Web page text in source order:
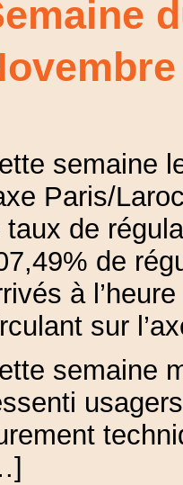
semaine
Paris/
taux de
de
à
sur
semaine